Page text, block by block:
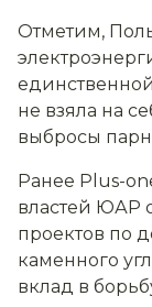
Отметим,
не взяла на
выбросы
Ранее Plus-
властей ЮАР
проектов по
каменного
вклад в